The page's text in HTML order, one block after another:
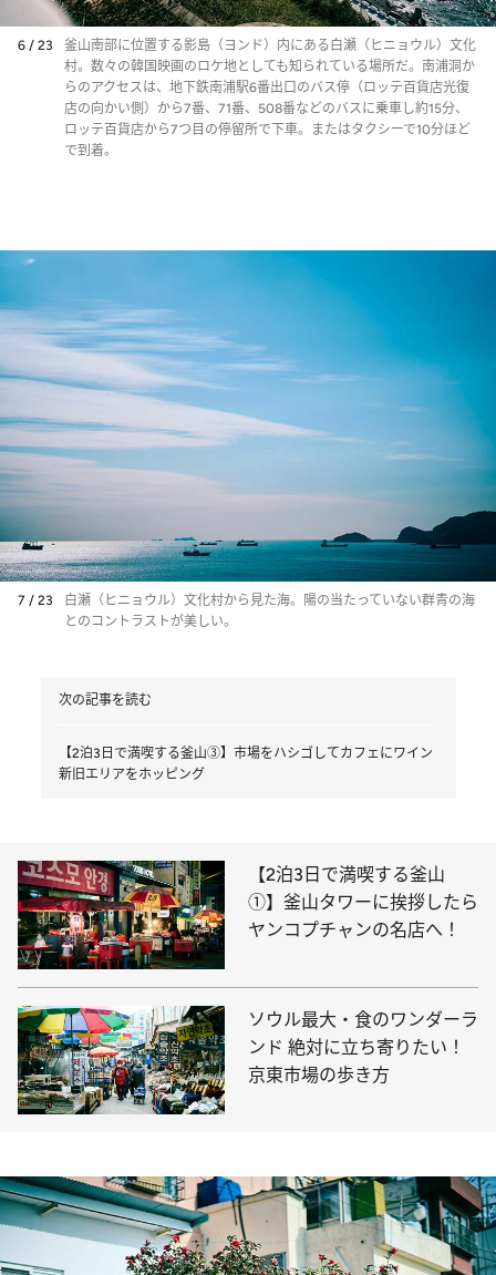
6 / 23
釜山南部に位置する影島（ヨンド）内にある白瀬（ヒニョウル）文化
村。数々の韓国映画のロケ地としても知られている場所だ。南浦洞か
らのアクセスは、地下鉄南浦駅6番出口のバス停（ロッテ百貨店光復
店の向かい側）から7番、71番、508番などのバスに乗車し約15分、
ロッテ百貨店から7つ目の停留所で下車。またはタクシーで10分ほど
で到着。
7 / 23
白瀬（ヒニョウル）文化村から見た海。陽の当たっていない群青の海
とのコントラストが美しい。
次の記事を読む
【2泊3日で満喫する釜山③】市場をハシゴしてカフェにワイン
新旧エリアをホッピング
【2泊3日で満喫する釜山
①】釜山タワーに挨拶したら
ヤンコプチャンの名店へ！
ソウル最大・食のワンダーラ
ンド 絶対に立ち寄りたい！
京東市場の歩き方